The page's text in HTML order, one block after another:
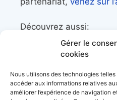
Gérer le
cookies
Nous utilisons des technologies
accéder aux informations relatives
améliorer l’expérience de navigation
Découvrez aussi:
Côtes&Mers, le
Mers&Montagnes,
le trek et le raid